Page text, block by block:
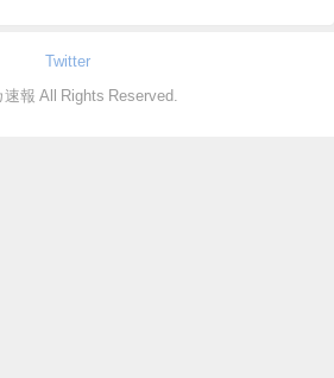
Twitter
速報 All Rights Reserved.